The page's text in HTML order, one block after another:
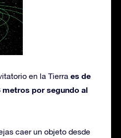
en la Tierra es de
por segundo al
caer un objeto desde